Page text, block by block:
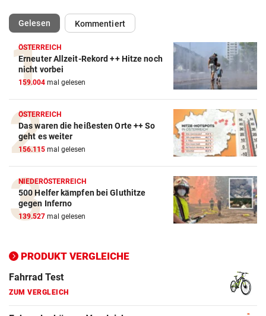
Gelesen(ausgewählt)Kommentiert
ÖSTERREICH
Erneuter Allzeit-Rekord ++ Hitze noch
nicht vorbei
159.004 mal gelesen
ÖSTERREICH
Das waren die heißesten Orte ++ So
geht es weiter
156.115 mal gelesen
NIEDERÖSTERREICH
500 Helfer kämpfen bei Gluthitze
gegen Inferno
139.527 mal gelesen
PRODUKT VERGLEICHE
Action-Cam Vergleich
ZUM VERGLEICH
Crosstrainer Vergleich
ZUM VERGLEICH
E-Bike Vergleich
ZUM VERGLEICH
Elektro-Scooter Vergleich
ZUM VERGLEICH
ZUM VERGLEICH
Fahrrad Test
ZUM VERGLEICH